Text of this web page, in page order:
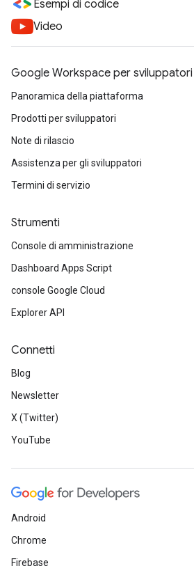
Esempi di codice
Video
Google Workspace per sviluppatori
Panoramica della piattaforma
Prodotti per sviluppatori
Note di rilascio
Assistenza per gli sviluppatori
Termini di servizio
Strumenti
Console di amministrazione
Dashboard Apps Script
console Google Cloud
Explorer API
Connetti
Blog
Newsletter
X (Twitter)
YouTube
Android
Chrome
Firebase